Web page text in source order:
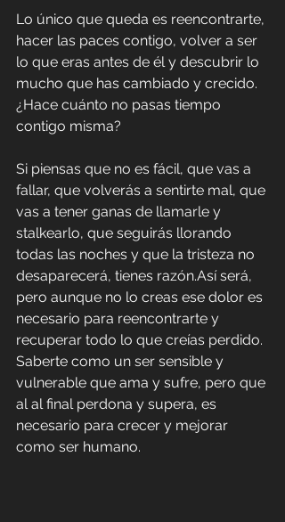
Lo único que queda es reencontrarte,
hacer las paces contigo, volver a ser
lo que eras antes de él y descubrir lo
mucho que has cambiado y crecido.
¿Hace cuánto no pasas tiempo
contigo misma?
Si piensas que no es fácil, que vas a
fallar, que volverás a sentirte mal, que
vas a tener ganas de llamarle y
stalkearlo, que seguirás llorando
todas las noches y que la tristeza no
desaparecerá, tienes razón.Así será,
pero aunque no lo creas ese dolor es
necesario para reencontrarte y
recuperar todo lo que creías perdido.
Saberte como un ser sensible y
vulnerable que ama y sufre, pero que
al al final perdona y supera, es
necesario para crecer y mejorar
como ser humano.